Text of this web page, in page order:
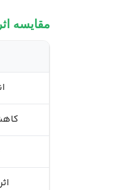
مقایسه